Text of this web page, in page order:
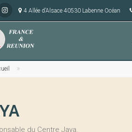
4 Allée d’Alsace 40530 Labenne Océan
du Centre Jaya.